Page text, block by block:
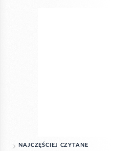
NAJCZĘŚCIEJ CZYTANE